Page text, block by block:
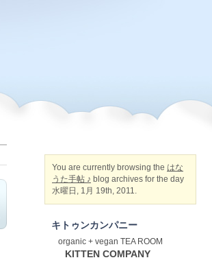
You are currently browsing the はな
うた手帖 ♪ blog archives for the day
水曜日, 1月 19th, 2011.
キトゥンカンパニー
organic + vegan TEA ROOM
KITTEN COMPANY